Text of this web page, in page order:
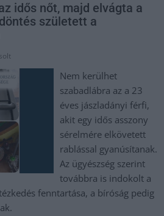
idős nőt, majd elvágta a
született a
Nem kerülhet
szabadlábra az a 23
éves jászladányi férfi,
akit egy idős asszony
sérelmére elkövetett
rablással gyanúsítanak.
Az ügyészség szerint
továbbra is indokolt a
fenntartása, a bíróság pedig